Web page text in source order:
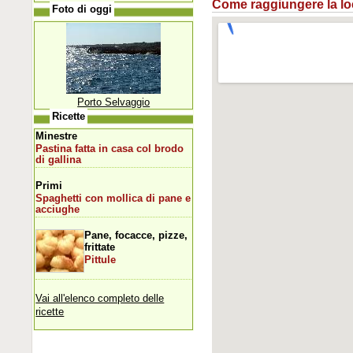
Come raggiungere la
Foto di oggi
Porto Selvaggio
Ricette
Minestre
Pastina fatta in casa col brodo
di gallina
Primi
Spaghetti con mollica di pane e
acciughe
Pane, focacce, pizze,
frittate
Pittule
Vai all'elenco completo delle
ricette